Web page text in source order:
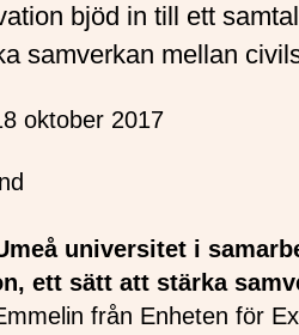
bjöd in till ett
samverkan mellan
oktober 2017
universitet i
ett sätt att stärka
från Enheten för